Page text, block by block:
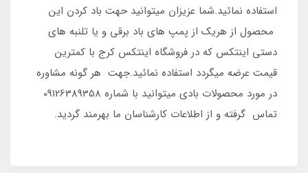
استفاده نمائید.شما عزیزان میتوانید حهت باد کردن این
محصول از هریک از پمپ های باد برقی و یا تلنبه های
دستی اینتکس که در فروشگاه اینتکس کرج با کمترین
قیمت عرضه میگردد استفاده نمائید.جهت هر گونه مشاوره
در مورد محصولات بادی میتوانید با شماره 09126389358
تماس گرفته و از اطلاعات کارشناسان ما بهرمند گردید.